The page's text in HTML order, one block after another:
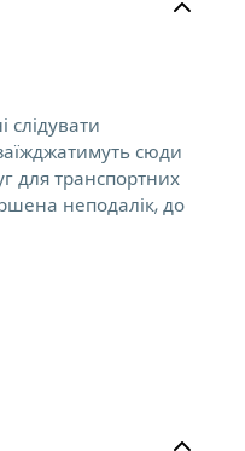
слідувати
сюди
для транспортних
неподалік, до